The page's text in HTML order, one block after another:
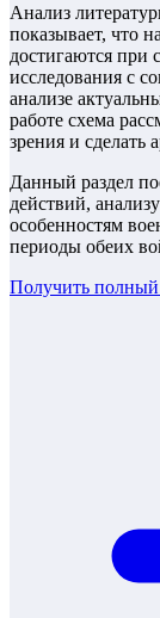
Анализ
показывает, что
достигаются при
исследования с
анализе
работе схема
зрения и
Данный раздел
действий,
особенностям
периоды обеих
Получить полный